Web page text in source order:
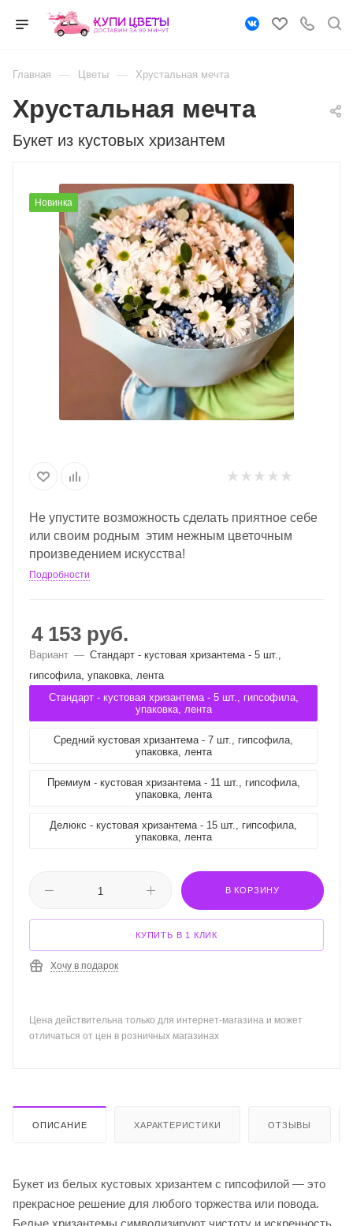
Главная — Цветы — Хрустальная мечта
Букет из кустовых хризантем
Хрустальная мечта
Новинка
Не упустите возможность сделать приятное себе
или своим родным этим нежным цветочным
произведением искусства!
Подробности
4 153 руб.
Вариант — Стандарт - кустовая хризантема - 5 шт.,
гипсофила, упаковка, лента
Стандарт - кустовая хризантема - 5 шт., гипсофила,
упаковка, лента
Средний кустовая хризантема - 7 шт., гипсофила,
упаковка, лента
Премиум - кустовая хризантема - 11 шт., гипсофила,
упаковка, лента
Делюкс - кустовая хризантема - 15 шт., гипсофила,
упаковка, лента
В КОРЗИНУ
КУПИТЬ В 1 КЛИК
Хочу в подарок
Цена действительна только для интернет-магазина и может
отличаться от цен в розничных магазинах
ОПИСАНИЕ ХАРАКТЕРИСТИКИ ОТЗЫВЫ
Букет из белых кустовых хризантем с гипсофилой — это
прекрасное решение для любого торжества или повода.
Белые хризантемы символизируют чистоту и искренность,